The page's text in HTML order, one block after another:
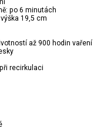
po 6 minutách
19,5 cm
až 900 hodin vaření
recirkulaci